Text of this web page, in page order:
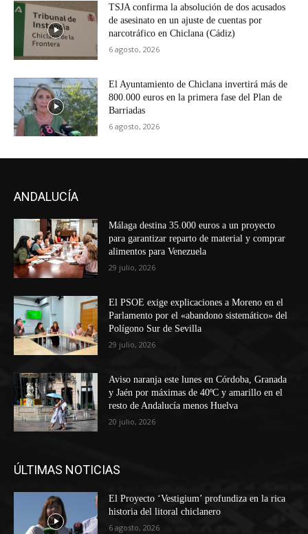
TSJA confirma la absolución de dos acusados
de asesinato en un ajuste de cuentas por
narcotráfico en Chiclana (Cádiz)
6 agosto, 2026
El Ayuntamiento de Chiclana invertirá más de
800.000 euros en la primera fase del Plan de
Barriadas
6 agosto, 2026
ANDALUCÍA
Málaga destina 35.000 euros a un proyecto
para garantizar reparto de material y comprar
alimentos para Venezuela
29 julio, 2026
El PSOE exige explicaciones a Moreno en el
Parlamento por el «abandono sistemático» del
Polígono Sur de Sevilla
29 julio, 2026
Aviso naranja este lunes en Córdoba, Granada
y Jaén por máximas de 40ºC y amarillo en el
resto de Andalucía menos Huelva
20 julio, 2026
ÚLTIMAS NOTICIAS
El Proyecto ‘Vestigium’ profundiza en la rica
historia del litoral chiclanero
6 agosto, 2026